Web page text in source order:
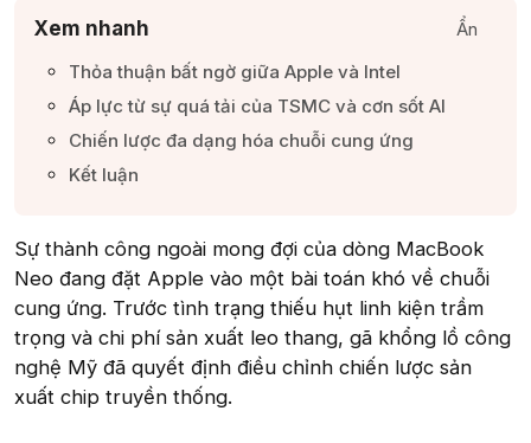
Xem nhanh
Ẩn
Thỏa thuận bất ngờ giữa Apple và Intel​
Áp lực từ sự quá tải của TSMC và cơn sốt AI​
Chiến lược đa dạng hóa chuỗi cung ứng​
Kết luận​
Sự thành công ngoài mong đợi của dòng MacBook
Neo đang đặt Apple vào một bài toán khó về chuỗi
cung ứng. Trước tình trạng thiếu hụt linh kiện trầm
trọng và chi phí sản xuất leo thang, gã khổng lồ công
nghệ Mỹ đã quyết định điều chỉnh chiến lược sản
xuất chip truyền thống.